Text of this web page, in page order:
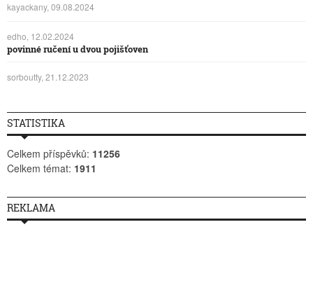
kayackany, 09.08.2024
edho, 12.02.2024
povinné ručení u dvou pojišťoven
sorboutty, 21.12.2023
STATISTIKA
Celkem příspěvků: 11256
Celkem témat: 1911
REKLAMA